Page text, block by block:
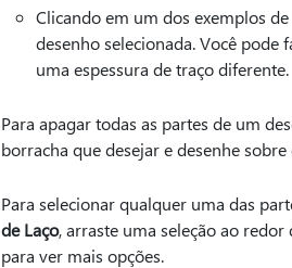
Clicando em um dos exemplos
desenho selecionada. Você pode
uma espessura de traço diferente.
Para apagar todas as partes de um
borracha que desejar e desenhe
Para selecionar qualquer uma das
de Laço, arraste uma seleção ao
para ver mais opções.